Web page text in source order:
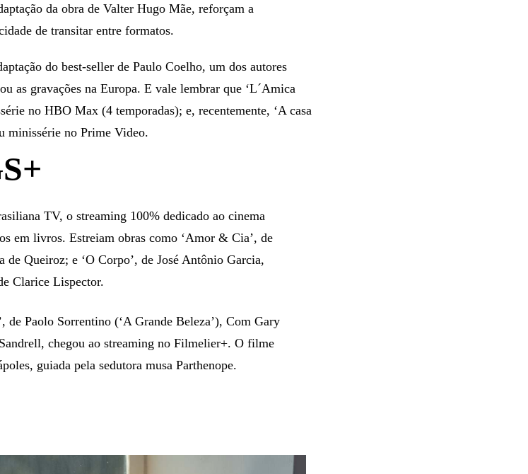
da obra de Valter Hugo Mãe, reforçam a
de transitar entre formatos.
do best-seller de Paulo Coelho, um dos autores
as gravações na Europa. E vale lembrar que ‘L´Amica
no HBO Max (4 temporadas); e, recentemente, ‘A casa
minissérie no Prime Video.
TV, o streaming 100% dedicado ao cinema
em livros. Estreiam obras como ‘Amor & Cia’, de
de Queiroz; e ‘O Corpo’, de José Antônio Garcia,
Clarice Lispector.
de Paolo Sorrentino (‘A Grande Beleza’), Com Gary
chegou ao streaming no Filmelier+. O filme
guiada pela sedutora musa Parthenope.